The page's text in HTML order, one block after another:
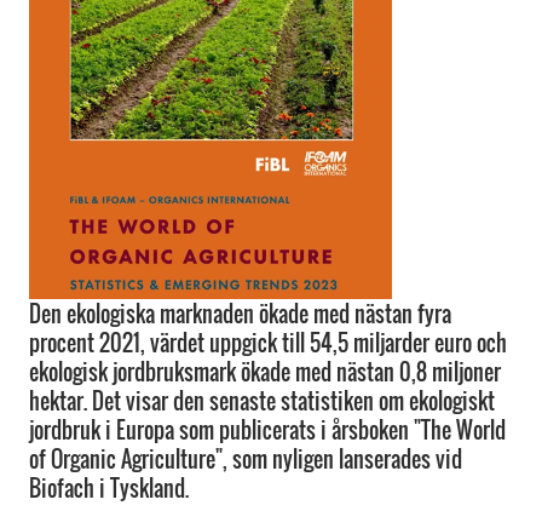
Den ekologiska marknaden ökade med nästan fyra
procent 2021, värdet uppgick till 54,5 miljarder euro och
ekologisk jordbruksmark ökade med nästan 0,8 miljoner
hektar. Det visar den senaste statistiken om ekologiskt
jordbruk i Europa som publicerats i årsboken "The World
of Organic Agriculture", som nyligen lanserades vid
Biofach i Tyskland.